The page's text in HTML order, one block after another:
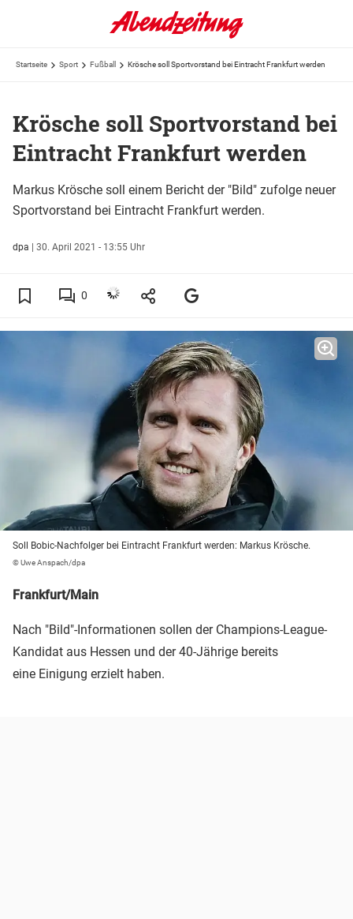
Startseite Sport Fußball Krösche soll Sportvorstand bei Eintracht Frankfurt werden
Krösche soll Sportvorstand bei
Eintracht Frankfurt werden
Markus Krösche soll einem Bericht der "Bild" zufolge neuer
Sportvorstand bei Eintracht Frankfurt werden.
dpa | 30. April 2021 - 13:55 Uhr
0
Soll Bobic-Nachfolger bei Eintracht Frankfurt werden: Markus Krösche.
© Uwe Anspach/dpa
Frankfurt/Main
Nach "Bild"-Informationen sollen der Champions-League-
Kandidat aus Hessen und der 40-Jährige bereits
eine Einigung erzielt haben.